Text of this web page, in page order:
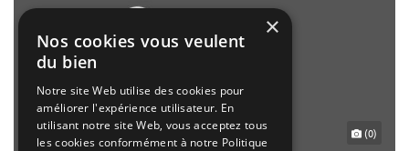
(0)
×
Nos cookies vous veulent
du bien
Notre site Web utilise des cookies pour
améliorer l'expérience utilisateur. En
utilisant notre site Web, vous acceptez tous
les cookies conformément à notre Politique